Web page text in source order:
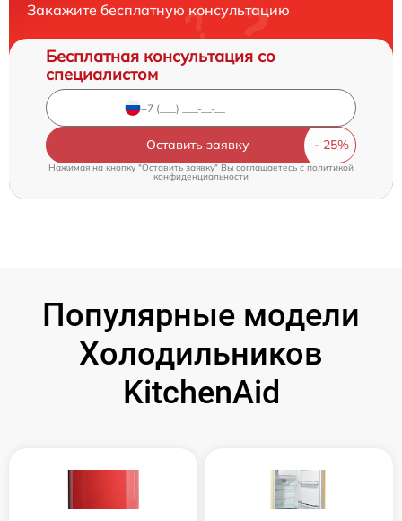
Закажите бесплатную консультацию
Бесплатная консультация со
специалистом
Оставить заявку
Нажимая на кнопку "Оставить заявку" Вы соглашаетесь cполитикой
конфиденциальности
Популярные модели
Холодильников
KitchenAid